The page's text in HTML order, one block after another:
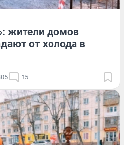
жители домов
от холода в
15